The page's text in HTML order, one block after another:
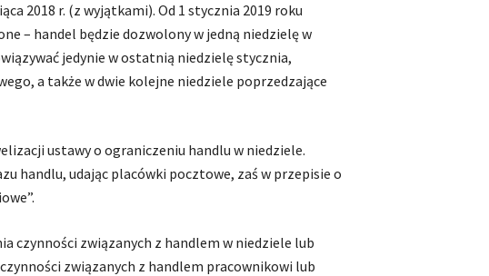
2018 r. (z wyjątkami). Od 1 stycznia 2019 roku
– handel będzie dozwolony w jedną niedzielę w
jedynie w ostatnią niedzielę stycznia,
a także w dwie kolejne niedziele poprzedzające
ustawy o ograniczeniu handlu w niedziele.
handlu, udając placówki pocztowe, zaś w przepisie o
czynności związanych z handlem w niedziele lub
związanych z handlem pracownikowi lub